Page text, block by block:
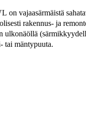
vajaasärmäistä
rakennus- ja
ulkonäöllä
tai mäntypuuta.